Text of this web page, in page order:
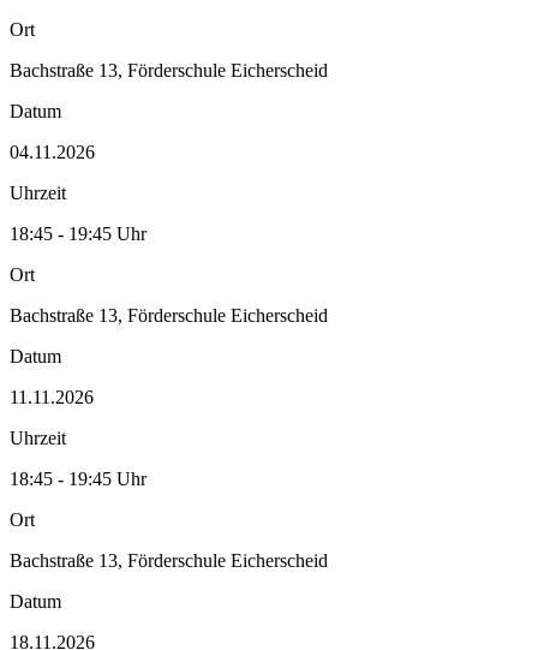
Ort
Bachstraße 13, Förderschule Eicherscheid
Datum
04.11.2026
Uhrzeit
18:45 - 19:45 Uhr
Ort
Bachstraße 13, Förderschule Eicherscheid
Datum
11.11.2026
Uhrzeit
18:45 - 19:45 Uhr
Ort
Bachstraße 13, Förderschule Eicherscheid
Datum
18.11.2026